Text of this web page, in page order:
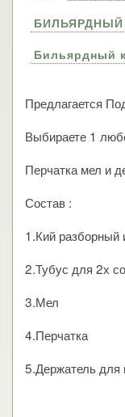
Бильярдный
Предлагается
Выбираете 1
Перчатка мел и
Состав :
1.Кий разборный
2.Тубус для 2х
3.Мел
4.Перчатка
5.Держатель для